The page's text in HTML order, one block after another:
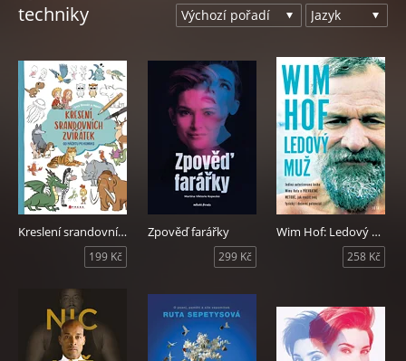
techniky
Kreslení srandovních zvířátek
199 Kč
Zpověď farářky
299 Kč
Wim Hof: Ledový muž
258 Kč